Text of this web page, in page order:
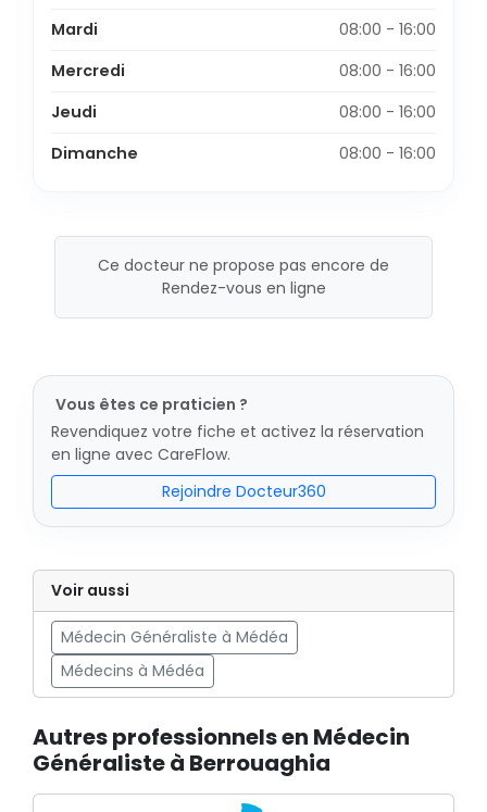
Mardi
08:00 - 16:00
Mercredi
08:00 - 16:00
Jeudi
08:00 - 16:00
Dimanche
08:00 - 16:00
Ce docteur ne propose pas encore de
Rendez-vous en ligne
Vous êtes ce praticien ?
Revendiquez votre fiche et activez la réservation
en ligne avec CareFlow.
Rejoindre Docteur360
Voir aussi
Médecin Généraliste à Médéa
Médecins à Médéa
Autres professionnels en Médecin
Généraliste à Berrouaghia